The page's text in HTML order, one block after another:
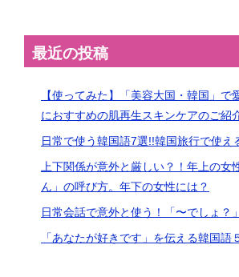
最近の投稿
【使ってみた】「美容大国・韓国」で
におすすめの肌再生スキンケアのご紹
日常で使う韓国語7選!!韓国旅行で使え
上下関係が意外と厳しい？！年上の女
ん」の呼び方。年下の女性には？
日常会話で意外と使う！「〜でしょ？
「あなたが好きです」を伝える韓国語